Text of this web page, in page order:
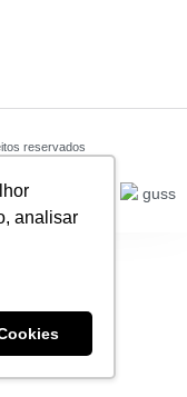
analisar
reservados